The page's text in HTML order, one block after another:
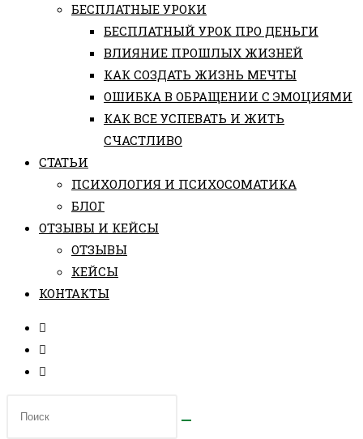
БЕСПЛАТНЫЕ УРОКИ
БЕСПЛАТНЫЙ УРОК ПРО ДЕНЬГИ
ВЛИЯНИЕ ПРОШЛЫХ ЖИЗНЕЙ
КАК СОЗДАТЬ ЖИЗНЬ МЕЧТЫ
ОШИБКА В ОБРАЩЕНИИ С ЭМОЦИЯМИ
КАК ВСЕ УСПЕВАТЬ И ЖИТЬ
СЧАСТЛИВО
СТАТЬИ
ПCИХОЛОГИЯ И ПСИХОСОМАТИКА
БЛОГ
ОТЗЫВЫ И КЕЙСЫ
ОТЗЫВЫ
КЕЙСЫ
КОНТАКТЫ